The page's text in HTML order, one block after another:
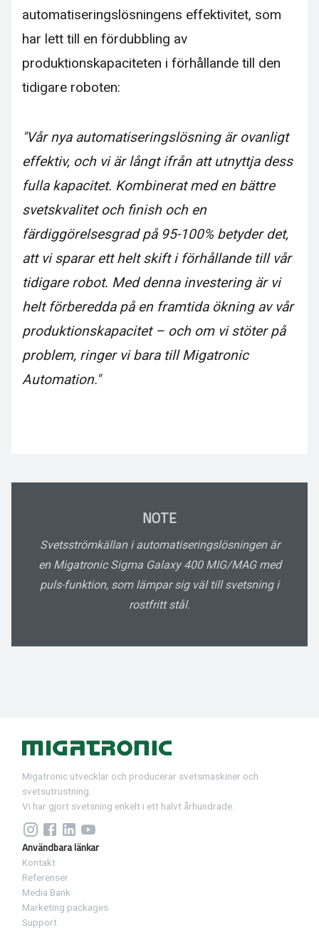
automatiseringslösningens effektivitet, som
har lett till en fördubbling av
produktionskapaciteten i förhållande till den
tidigare roboten:
"Vår nya automatiseringslösning är ovanligt
effektiv, och vi är långt ifrån att utnyttja dess
fulla kapacitet. Kombinerat med en bättre
svetskvalitet och finish och en
färdiggörelsesgrad på 95-100% betyder det,
att vi sparar ett helt skift i förhållande till vår
tidigare robot. Med denna investering är vi
helt förberedda på en framtida ökning av vår
produktionskapacitet – och om vi stöter på
problem, ringer vi bara till Migatronic
Automation."
NOTE
Svetsströmkällan i automatiseringslösningen är
en Migatronic Sigma Galaxy 400 MIG/MAG med
puls-funktion, som lämpar sig väl till svetsning i
rostfritt stål.
Migatronic utvecklar och producerar svetsmaskiner och
svetsutrustning.
Vi har gjort svetsning enkelt i ett halvt århundrade.
Användbara länkar
Kontakt
Referenser
Media Bank
Marketing packages
Support